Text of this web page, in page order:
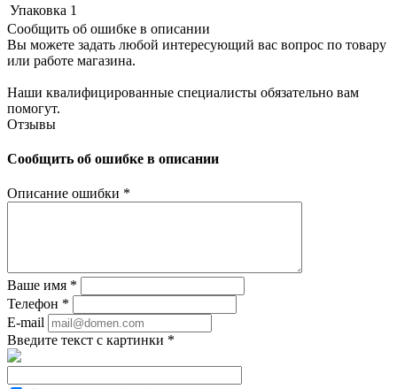
Упаковка 1
Сообщить об ошибке в описании
Вы можете задать любой интересующий вас вопрос по товару
или работе магазина.
Наши квалифицированные специалисты обязательно вам
помогут.
Отзывы
Сообщить об ошибке в описании
Описание ошибки *
Ваше имя *
Телефон *
E-mail
Введите текст с картинки *